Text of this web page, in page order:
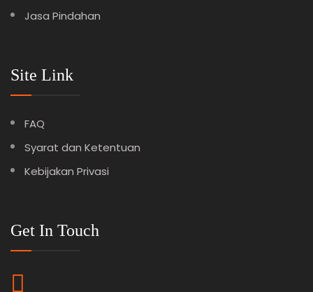
Jasa Pindahan
Site Link
FAQ
Syarat dan Ketentuan
Kebijakan Privasi
Get In Touch